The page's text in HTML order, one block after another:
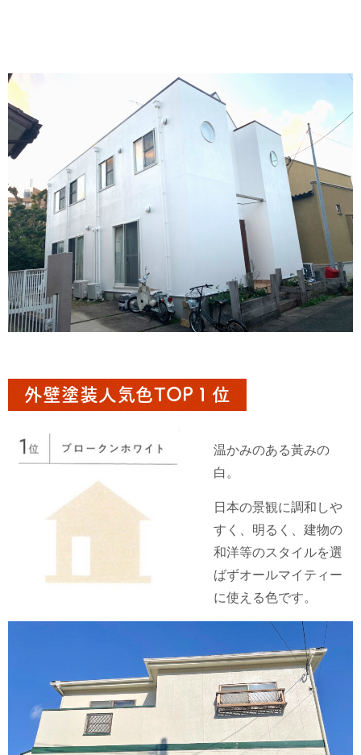
外壁塗装人気色TOP１位
温かみのある黃みの
白。
日本の景観に調和しや
すく、明るく、建物の
和洋等のスタイルを選
ばずオールマイティー
に使える色です。